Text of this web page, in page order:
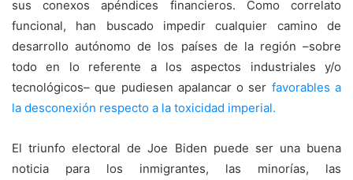
sus conexos apéndices financieros. Como correlato
funcional, han buscado impedir cualquier camino de
desarrollo autónomo de los países de la región –sobre
todo en lo referente a los aspectos industriales y/o
tecnológicos– que pudiesen apalancar o ser favorables a
la desconexión respecto a la toxicidad imperial.
El triunfo electoral de Joe Biden puede ser una buena
noticia para los inmigrantes, las minorías, las